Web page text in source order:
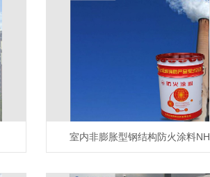
室内非膨胀型钢结构防火涂料NH